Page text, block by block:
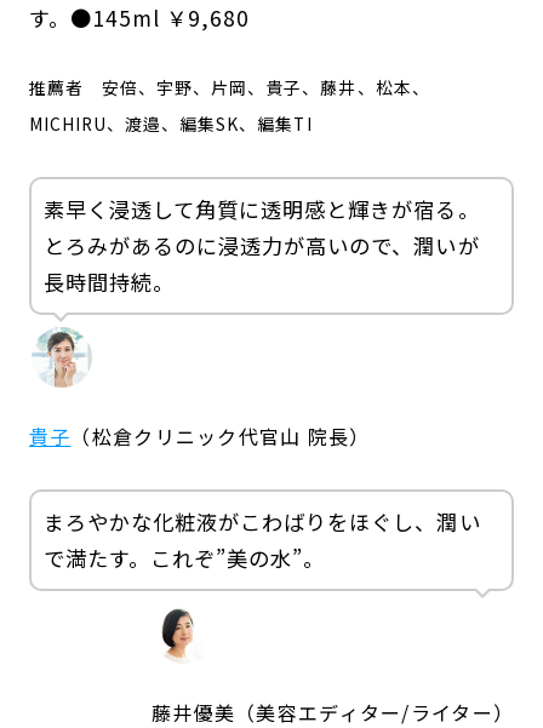
す。●145ml ￥9,680
推薦者 安倍、宇野、片岡、貴子、藤井、松本、
MICHIRU、渡邉、編集SK、編集TI
素早く浸透して角質に透明感と輝きが宿る。
とろみがあるのに浸透力が高いので、潤いが
長時間持続。
貴子 （松倉クリニック代官山 院長）
まろやかな化粧液がこわばりをほぐし、潤い
で満たす。これぞ”美の水”。
藤井優美（美容エディター/ライター）